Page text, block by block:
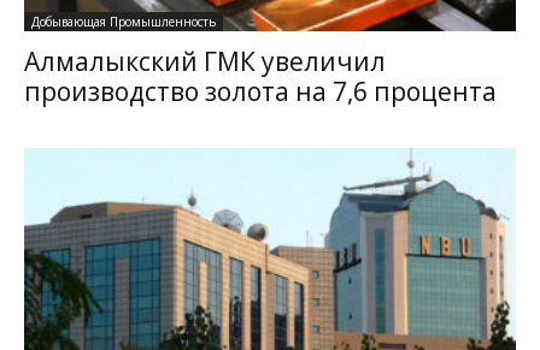
Добывающая Промышленность
Алмалыкский ГМК увеличил
производство золота на 7,6 процента